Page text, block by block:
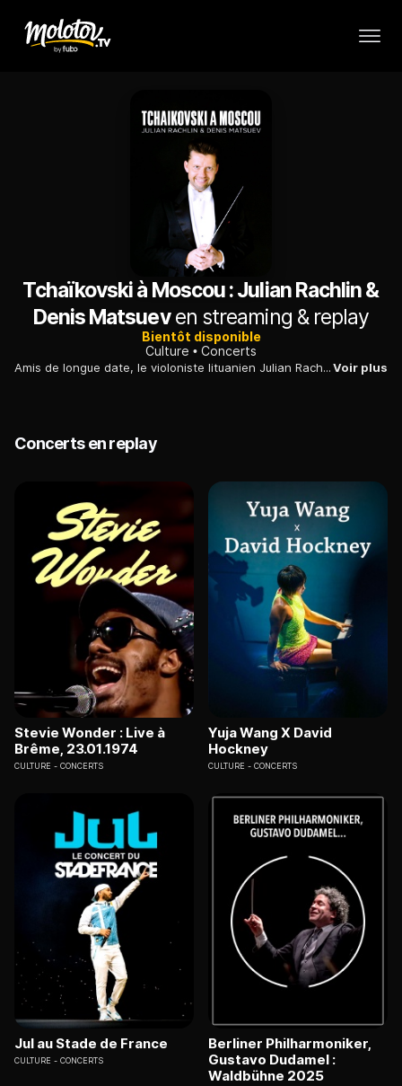
Tchaïkovski à Moscou : Julian Rachlin &
Denis Matsueven streaming & replay
Bientôt disponible
Culture
Concerts
Amis de longue date, le violoniste lituanien Julian Rachlin et le pianiste russe Denis Matsuev se retrouvent dans la Grande salle du conservatoire de Moscou pour interpréter le Concerto pour piano n°1 de Tchaïkovski dans une configuration inédite. Julian Rachlin y abandonne exceptionnellement l'archet pour prendre la direction de l'Orchestre national des jeunes de Russie.Voir plus
Concerts en replay
Stevie Wonder : Live à
Brême, 23.01.1974
CULTURE CONCERTS
Yuja Wang X David
Hockney
CULTURE CONCERTS
Jul au Stade de France
CULTURE CONCERTS
Berliner Philharmoniker,
Gustavo Dudamel :
Waldbühne 2025